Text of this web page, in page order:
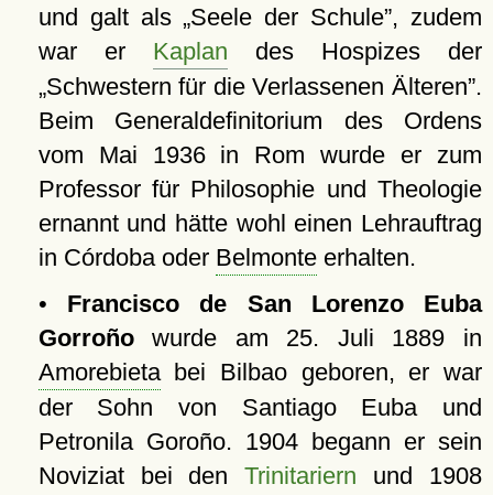
und galt als Seele der Schule , zudem
war er Kaplan des Hospizes der
Schwestern für die Verlassenen Älteren .
Beim Generaldefinitorium des Ordens
vom Mai 1936 in Rom wurde er zum
Professor für Philosophie und Theologie
ernannt und hätte wohl einen Lehrauftrag
in Córdoba oder Belmonteerhalten.
• Francisco de San Lorenzo Euba
Gorroñowurde am 25. Juli 1889 in
Amorebietabei Bilbao geboren, er war
der Sohn von Santiago Euba und
Petronila Goroño. 1904 begann er sein
Noviziat bei denTrinitariern und 1908